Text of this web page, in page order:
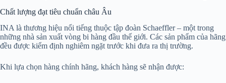
Chất lượng đạt tiêu chuẩn châu Âu
INA là thương hiệu nổi tiếng thuộc tập đoàn Schaeffler – một trong
những nhà sản xuất vòng bi hàng đầu thế giới. Các sản phẩm của hãng
đều được kiểm định nghiêm ngặt trước khi đưa ra thị trường.
Khi lựa chọn hàng chính hãng, khách hàng sẽ nhận được: